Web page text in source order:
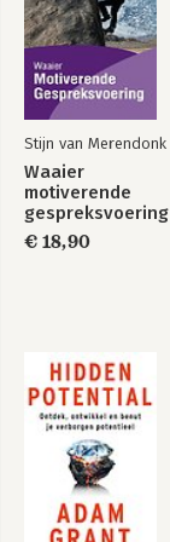
Stijn van Merendonk
Waaier
motiverende
gespreksvoering
€ 18,90